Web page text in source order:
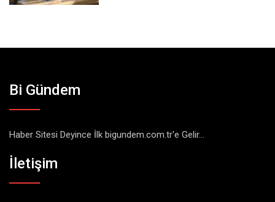
Bi Gündem
Haber Sitesi Deyince İlk bigundem.com.tr'e Gelir...
İletişim